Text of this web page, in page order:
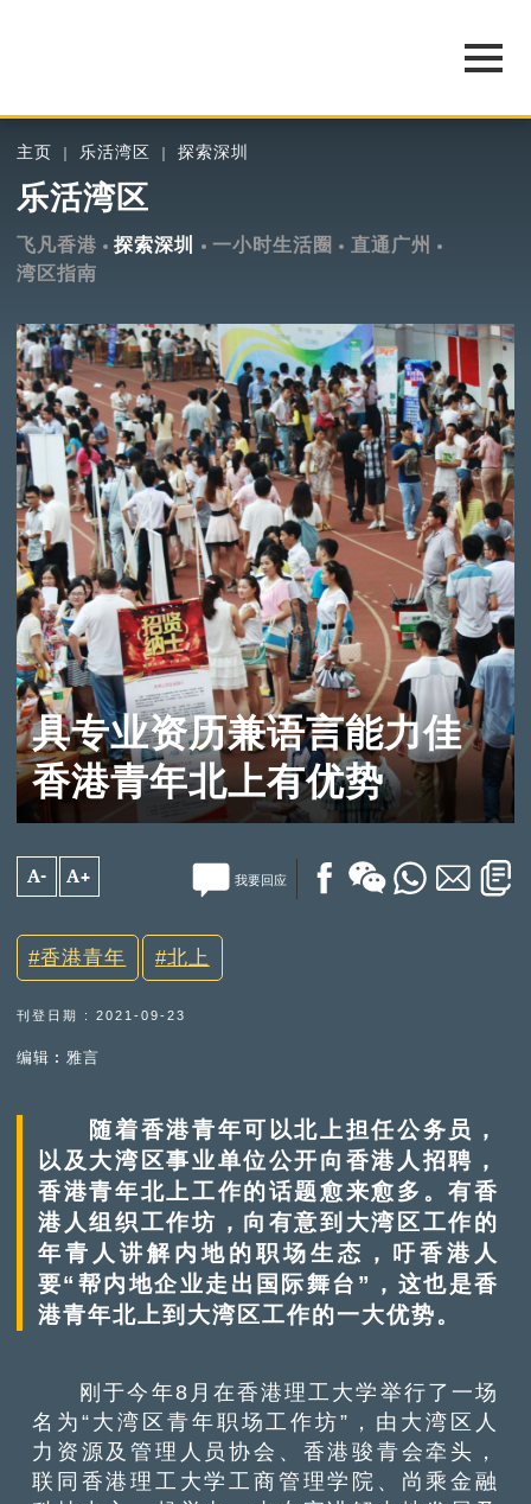
主页 乐活湾区 探索深圳
乐活湾区
飞凡香港 探索深圳 一小时生活圈
直通广州
湾区指南
具专业资历兼语言能力佳
香港青年北上有优势
A- A+ 我要回应
香港青年 北上
刊登日期 : 2021-09-23
编辑︰雅言
随着香港青年可以北上担任公务员，
以及大湾区事业单位公开向香港人招聘，
香港青年北上工作的话题愈来愈多。有香
港人组织工作坊，向有意到大湾区工作的
年青人讲解内地的职场生态，吁香港人
要“帮内地企业走出国际舞台”，这也是香
港青年北上到大湾区工作的一大优势。
刚于今年8月在香港理工大学举行了一场
名为“大湾区青年职场工作坊”，由大湾区人
力资源及管理人员协会、香港骏青会牵头，
联同香港理工大学工商管理学院、尚乘金融